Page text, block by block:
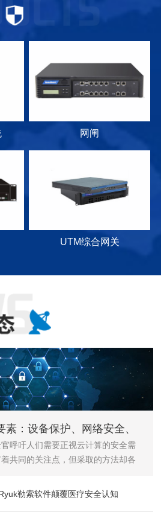
网闸
UTM综合网关
：设备保护、网络安全、
呼吁人们需要正视云计算的安全需
共同的关注点，但采取的方法却各
勒索软件颠覆医疗安全认知